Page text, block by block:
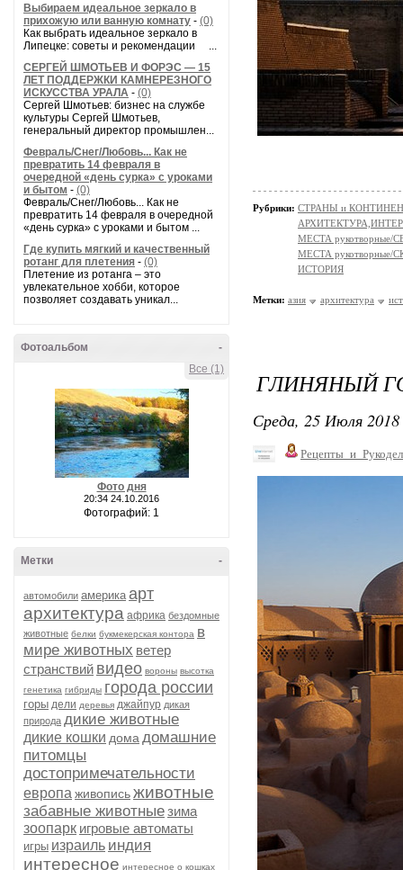
Выбираем идеальное зеркало в
прихожую или ванную комнату - (0)
Как выбрать идеальное зеркало в
Липецке: советы и рекомендации ...
СЕРГЕЙ ШМОТЬЕВ И ФОРЭС — 15
ЛЕТ ПОДДЕРЖКИ КАМНЕРЕЗНОГО
ИСКУССТВА УРАЛА - (0)
Сергей Шмотьев: бизнес на службе
культуры Сергей Шмотьев,
генеральный директор промышлен...
Февраль/Снег/Любовь... Как не
превратить 14 февраля в
очередной «день сурка» с уроками
и бытом - (0)
Февраль/Снег/Любовь... Как не
превратить 14 февраля в очередной
«день сурка» с уроками и бытом ...
Где купить мягкий и качественный
ротанг для плетения - (0)
Плетение из ротанга – это
увлекательное хобби, которое
позволяет создавать уникал...
-
Фотоальбом
Все (1)
Фото дня
20:34 24.10.2016
Фотографий: 1
-
Метки
автомобили америка арт
архитектура африка бездомные
животные белки букмекерская контора в
мире животных ветер
странствий видео вороны высотка
генетика гибриды города россии
горы дели деревья джайпур дикая
природа дикие животные
дикие кошки дома домашние
питомцы
достопримечательности
европа живописьживотные
забавные животныезима
зоопарк игровые автоматы
игры израиль индия
интересное интересное о кошках
Рубрики: СТРАНЫ и
МЕСТА
МЕСТА
ИСТОРИЯ
Метки: азия архитектура
ГЛИНЯНЫЙ
Среда, 25 Июля